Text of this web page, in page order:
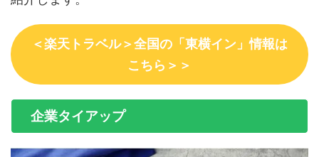
＜楽天トラベル＞全国の「東横イン」情報は
こちら＞＞
企業タイアップ